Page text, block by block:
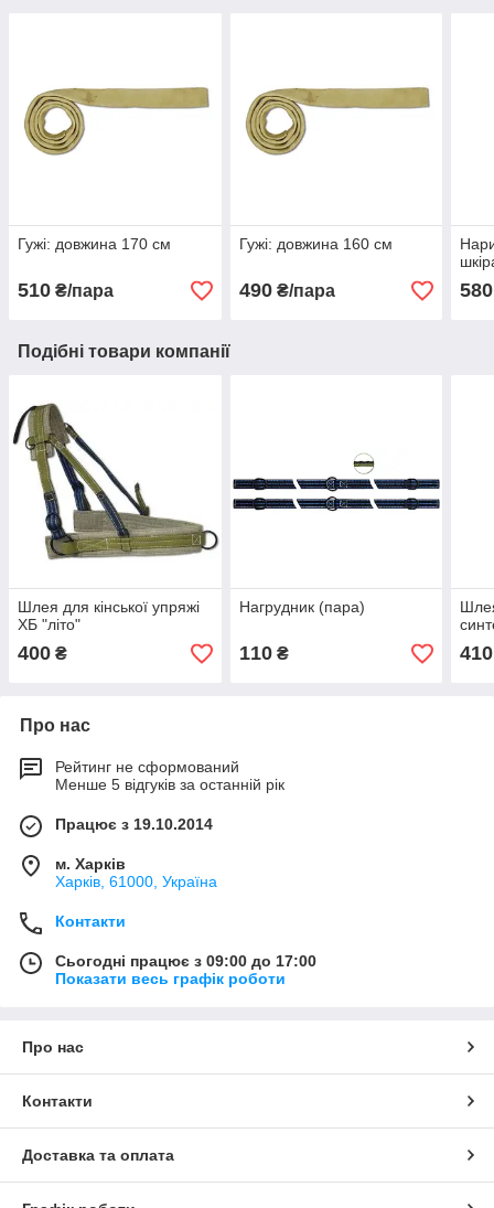
Гужі: довжина 170 см
510 ₴/пара
Гужі: довжина 160 см
490₴/пара 580
Подібні товари компанії
Шлея для кінської упряжі
ХБ "літо"
400 ₴
Нагрудник (пара)
110₴ 410
Про нас
Рейтинг не сформований
Менше 5 відгуків за останній рік
Працює з 19.10.2014
м. Харків
Харків, 61000, Україна
Контакти
Сьогодні працює з 09:00 до 17:00
Показати весь графік роботи
Про нас
Контакти
Доставка та оплата